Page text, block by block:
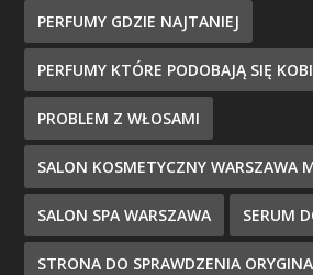
PERFUMY GDZIE NAJTANIEJ
PERFUMY KTÓRE PODOBAJĄ SIĘ
PROBLEM Z WŁOSAMI
SALON KOSMETYCZNY WARSZAWA
SALON SPA WARSZAWA SERUM
STRONA DO SPRAWDZENIA